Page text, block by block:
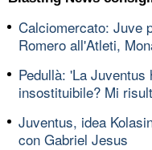
Calciomercato: Juve
Romero all'Atleti,
Pedullà: 'La
insostituibile? Mi
Juventus, idea
con Gabriel Jesus